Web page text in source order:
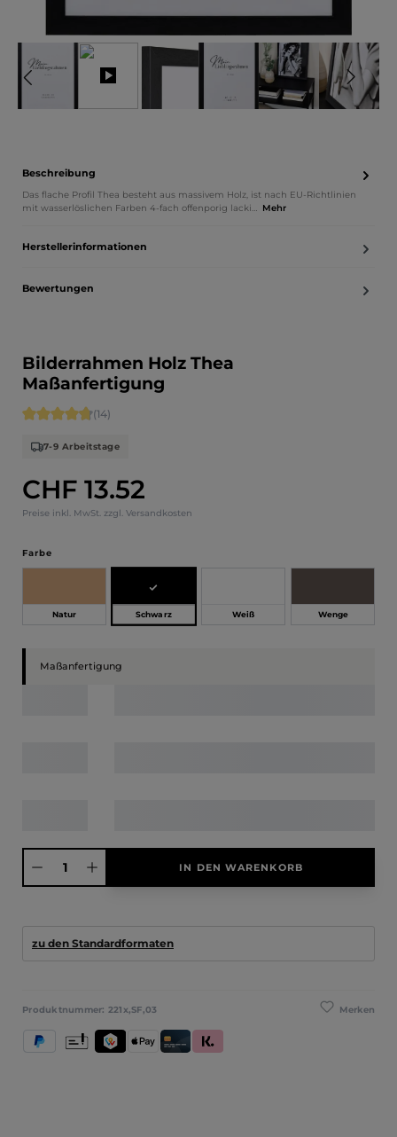
Beschreibung
Das flache Profil Thea besteht aus massivem Holz, ist nach EU-Richtlinien
mit wasserlöslichen Farben 4-fach offenporig lacki… Mehr
Herstellerinformationen
Bewertungen
Bilderrahmen Holz Thea
Maßanfertigung
Regulärer Preis:
CHF 13.52
Preise inkl. MwSt. zzgl. Versandkosten
Durchschnittliche Bewertung von 4.86 von 5 Sternen
(14)
7-9 Arbeitstage
Farbeauswählen
Natur Schwarz Weiß Wenge
Maßanfertigung
IN DEN WARENKORB
zu den Standardformaten
Merken
Produktnummer: 221x,SF,03
TWINT
PayPal Apple PayKredit- und Debitkarte
Klarna (Rechnung / Ratenkauf / Sofort)
Vorkasse